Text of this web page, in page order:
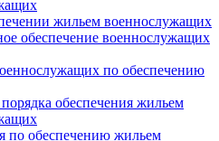
жильем военнослужащих
обеспечение военнослужащих
по обеспечению
обеспечения жильем
по обеспечению жильем